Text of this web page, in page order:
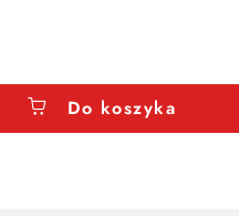
Do koszyka